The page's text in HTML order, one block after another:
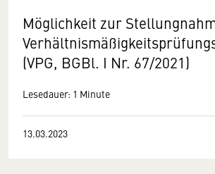
Möglichkeit zur
(VPG, BGBl. I Nr. 67/2021)
Lesedauer: 1 Minute
13.03.2023